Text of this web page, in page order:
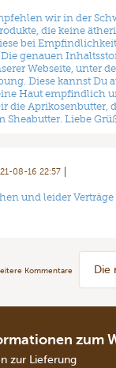
wir in der
die keine
bei
genauen
Webseite, unter
Diese kannst Du
Haut empfindlich
die Aprikosenbutter,
Sheabutter. Liebe
08-16 22:57
und leider
Kommentare Die
zum
zur Lieferung